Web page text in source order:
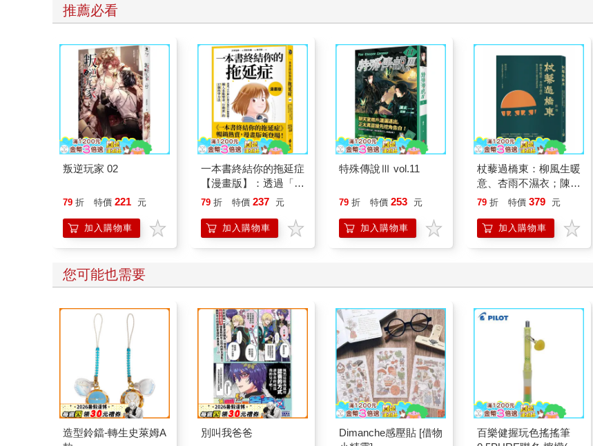
推薦必看
叛逆玩家 02
79 折 特價 221 元
加入購物車
一本書終結你的拖延症
【漫畫版】：透過「小
行動」打開大腦的行動
「行動派」的37個科
學方法
79 折 特價 237 元
加入購物車
特殊傳說Ⅲ vol.11
79 折 特價 253 元
加入購物車
杖藜過橋東：柳風生暖
意、杏雨不濕衣；陳亮
恭談以心轉境的適齡漫
79 折 特價 379 元
加入購物車
您可能也需要
造型鈴鐺-轉生史萊姆A
別叫我爸爸
Dimanche感壓貼 [借物
百樂健握玩色搖搖筆